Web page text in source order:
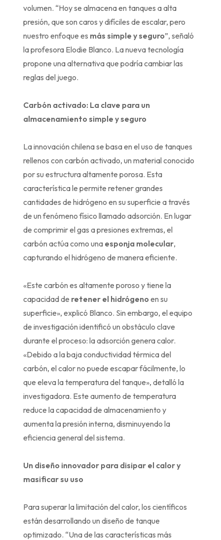
volumen. “Hoy se almacena en tanques a alta
presión, que son caros y difíciles de escalar, pero
nuestro enfoque es más simple y seguro”, señaló
la profesora Elodie Blanco. La nueva tecnología
propone una alternativa que podría cambiar las
reglas del juego.
Carbón activado: La clave para un
almacenamiento simple y seguro
La innovación chilena se basa en el uso de tanques
rellenos con carbón activado, un material conocido
por su estructura altamente porosa. Esta
característica le permite retener grandes
cantidades de hidrógeno en su superficie a través
de un fenómeno físico llamado adsorción. En lugar
de comprimir el gas a presiones extremas, el
carbón actúa como una esponja molecular,
capturando el hidrógeno de manera eficiente.
«Este carbón es altamente poroso y tiene la
capacidad de retener el hidrógeno en su
superficie», explicó Blanco. Sin embargo, el equipo
de investigación identificó un obstáculo clave
durante el proceso: la adsorción genera calor.
«Debido a la baja conductividad térmica del
carbón, el calor no puede escapar fácilmente, lo
que eleva la temperatura del tanque», detalló la
investigadora. Este aumento de temperatura
reduce la capacidad de almacenamiento y
aumenta la presión interna, disminuyendo la
eficiencia general del sistema.
Un diseño innovador para disipar el calor y
masificar su uso
Para superar la limitación del calor, los científicos
están desarrollando un diseño de tanque
optimizado. “Una de las características más